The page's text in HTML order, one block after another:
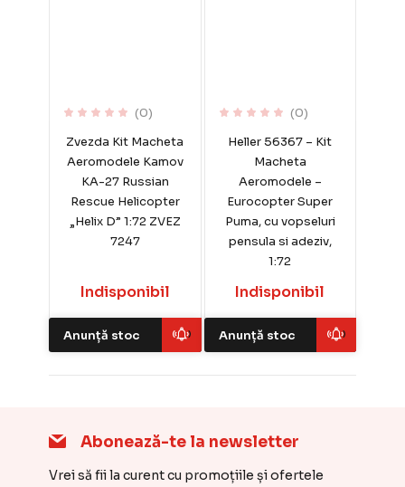
(0)
Zvezda Kit Macheta
Aeromodele Kamov
KA-27 Russian
Rescue Helicopter
„Helix D” 1:72 ZVEZ
7247
Indisponibil
Anunță stoc
(0)
Heller 56367 – Kit
Macheta
Aeromodele –
Eurocopter Super
Puma, cu vopseluri
pensula si adeziv,
1:72
Indisponibil
Anunță stoc
Abonează-te la newsletter
Vrei să fii la curent cu promoțiile și ofertele